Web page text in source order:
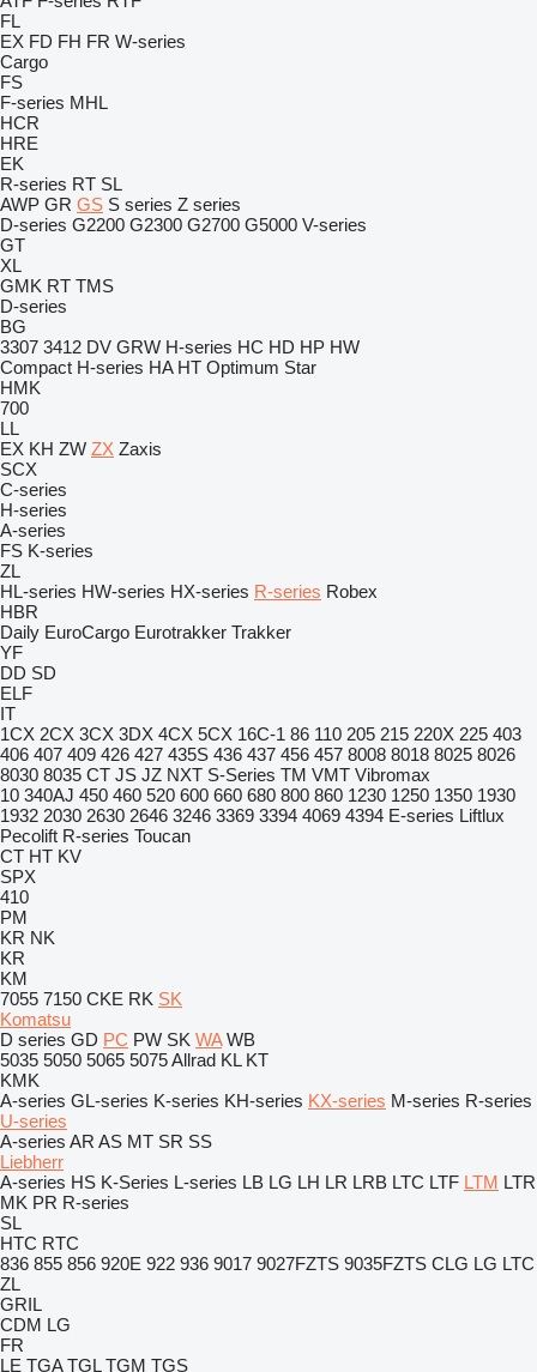
FL
EX FD FH FR W-series
Cargo
FS
F-series MHL
HCR
HRE
EK
R-series RT SL
AWP GR GS S series Z series
D-series G2200 G2300 G2700 G5000 V-series
GT
XL
GMK RT TMS
D-series
BG
3307 3412 DV GRW H-series HC HD HP HW
Compact H-series HA HT Optimum Star
HMK
700
LL
EX KH ZW ZX Zaxis
SCX
C-series
H-series
A-series
FS K-series
ZL
HL-series HW-series HX-series R-series Robex
HBR
Daily EuroCargo Eurotrakker Trakker
YF
DD SD
ELF
IT
1CX 2CX 3CX 3DX 4CX 5CX 16C-1 86 110 205 215 220X 225 403
406 407 409 426 427 435S 436 437 456 457 8008 8018 8025 8026
8030 8035 CT JS JZ NXT S-Series TM VMT Vibromax
10 340AJ 450 460 520 600 660 680 800 860 1230 1250 1350 1930
1932 2030 2630 2646 3246 3369 3394 4069 4394 E-series Liftlux
Pecolift R-series Toucan
CT HT KV
SPX
410
PM
KR NK
KR
KM
7055 7150 CKE RK SK
Komatsu
D series GD PC PW SK WA WB
5035 5050 5065 5075Allrad KL KT
KMK
A-series GL-series K-series KH-series KX-series M-series R-series
U-series
A-series AR AS MT SR SS
Liebherr
A-series HS K-Series L-series LB LG LH LR LRB LTC LTF LTM LTR
MK PR R-series
SL
HTC RTC
836 855 856 920E 922 936 9017 9027FZTS 9035FZTS CLG LG LTC
ZL
GRIL
CDM LG
FR
LE TGA TGL TGM TGS